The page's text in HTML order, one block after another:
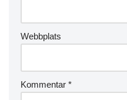
Webbplats
Kommentar *